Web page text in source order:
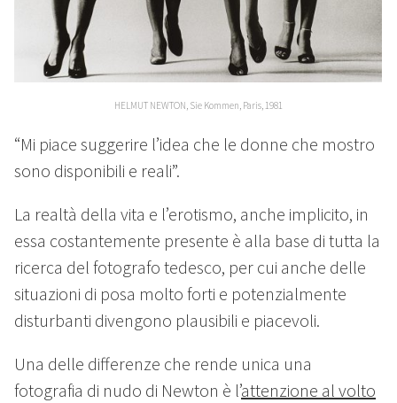
HELMUT NEWTON, Sie Kommen, Paris, 1981
“Mi piace suggerire l’idea che le donne che mostro
sono disponibili e reali”.
La realtà della vita e l’erotismo, anche implicito, in
essa costantemente presente è alla base di tutta la
ricerca del fotografo tedesco, per cui anche delle
situazioni di posa molto forti e potenzialmente
disturbanti divengono plausibili e piacevoli.
Una delle differenze che rende unica una
fotografia di nudo di Newton è l’attenzione al volto